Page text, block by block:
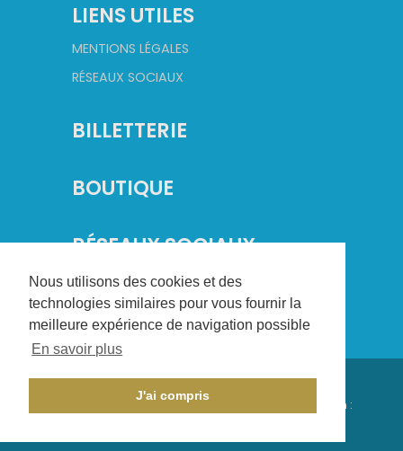
Nous utilisons des cookies et des
technologies similaires pour vous fournir la
meilleure expérience de navigation possible
En savoir plus
J'ai compris
LIENS UTILES
MENTIONS LÉGALES
RÉSEAUX SOCIAUX
BILLETTERIE
BOUTIQUE
RÉSEAUX SOCIAUX
CHAMPAGNE CRÉATION
- Réalisation :